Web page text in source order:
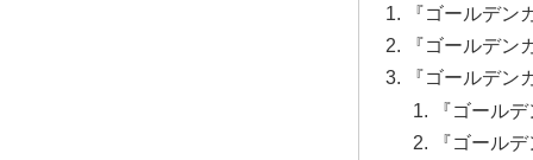
『ゴールデン
『ゴールデン
『ゴールデン
『ゴール
『ゴール